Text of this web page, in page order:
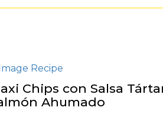
Chips con Salsa
Ahumado